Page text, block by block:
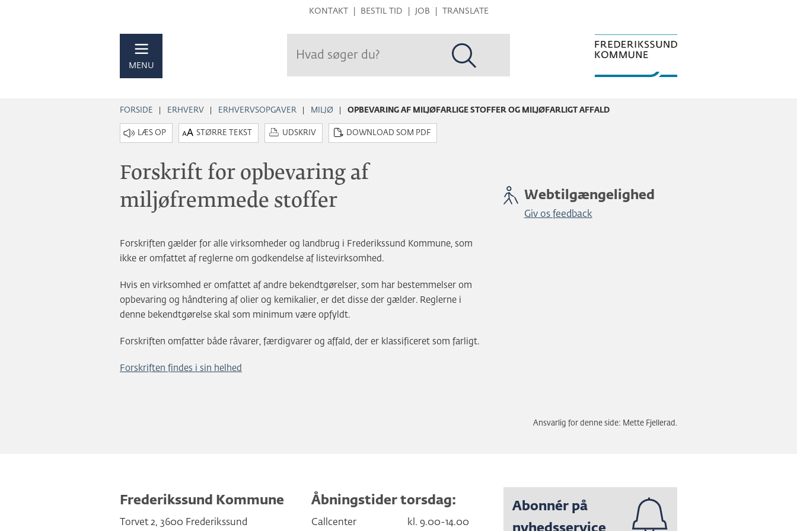
Hop
KONTAKT BESTIL TID JOB TRANSLATE
MENU
FORSIDE ERHVERV ERHVERVSOPGAVER MILJØ OPBEVARING AF MILJØFARLIGE STOFFER OG MILJØFARLIGT AFFALD
STØRRE TEKST UDSKRIV DOWNLOAD SOM PDF
Forskrift for opbevaring af
miljøfremmede stoffer
Forskriften gælder for alle virksomheder og landbrug i Frederikssund Kommune, som
ikke er omfattet af reglerne om godkendelse af listevirksomhed.
Hvis en virksomhed er omfattet af andre bekendtgørelser, som har bestemmelser om
opbevaring og håndtering af olier og kemikalier, er det disse der gælder. Reglerne i
denne bekendtgørelse skal som minimum være opfyldt.
Forskriften omfatter både råvarer, færdigvarer og affald, der er klassificeret som farligt.
Forskriften findes i sin helhed
Webtilgængelighed
Giv os feedback
Ansvarlig for denne side: Mette Fjellerad.
Frederikssund Kommune
Torvet 2, 3600 Frederikssund
Åbningstider torsdag:
Callcenter kl. 9.00-14.00
Abonnér på